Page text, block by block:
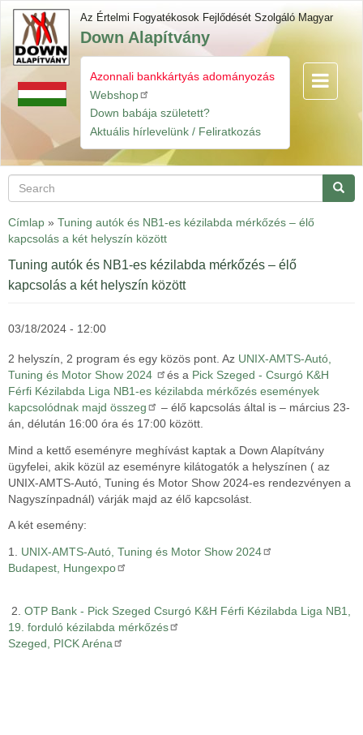
Skip
main
content
Az Értelmi Fogyatékosok Fejlődését Szolgáló Magyar
Down Alapítvány
Gyorslinkek
Azonnali bankkártyás adományozás
Webshop
Down babája született?
Aktuális hírlevelünk / Feliratkozás
Toggle
Search
Címlap » Tuning autók és NB1-es kézilabda mérkőzés – élő
kapcsolás a két helyszín között
Tuning autók és NB1-es kézilabda mérkőzés – élő
kapcsolás a két helyszín között
03/18/2024 - 12:00
2 helyszín, 2 program és egy közös pont. Az UNIX-AMTS-Autó,
Tuning és Motor Show 2024
és a Pick Szeged - Csurgó K&H
Férfi Kézilabda Liga NB1-es kézilabda mérkőzés események
kapcsolódnak majd összeg
– élő kapcsolás által is – március 23-
án, délután 16:00 óra és 17:00 között.
Mind a kettő eseményre meghívást kaptak a Down Alapítvány
ügyfelei, akik közül az eseményre kilátogatók a helyszínen ( az
UNIX-AMTS-Autó, Tuning és Motor Show 2024-es rendezvényen a
Nagyszínpadnál) várják majd az élő kapcsolást.
A két esemény:
1. UNIX-AMTS-Autó, Tuning és Motor Show 2024
Budapest, Hungexpo
2. OTP Bank - Pick Szeged Csurgó K&H Férfi Kézilabda Liga NB1,
19. forduló kézilabda mérkőzés
Szeged, PICK Aréna